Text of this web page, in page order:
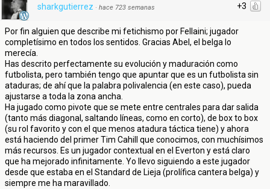
+3
sharkgutierrez · hace 723 semanas
Por fin alguien que describe mi fetichismo por Fellaini; jugador
completísimo en todos los sentidos. Gracias Abel, el belga lo
merecía.
Has descrito perfectamente su evolución y maduración como
futbolista, pero también tengo que apuntar que es un futbolista sin
ataduras; de ahí que la palabra polivalencia (en este caso), pueda
ajustarse a toda la zona ancha.
Ha jugado como pivote que se mete entre centrales para dar salida
(tanto más diagonal, saltando líneas, como en corto), de box to box
(su rol favorito y con el que menos atadura táctica tiene) y ahora
está haciendo del primer Tim Cahill que conocimos, con muchísimos
más recursos. Es un jugador contextual en el Everton y está claro
que ha mejorado infinitamente. Yo llevo siguiendo a este jugador
desde que estaba en el Standard de Lieja (prolífica cantera belga) y
siempre me ha maravillado.